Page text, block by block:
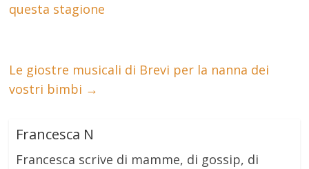
questa stagione
Le giostre musicali di Brevi per la nanna dei
vostri bimbi →
Francesca N
Francesca scrive di mamme, di gossip, di